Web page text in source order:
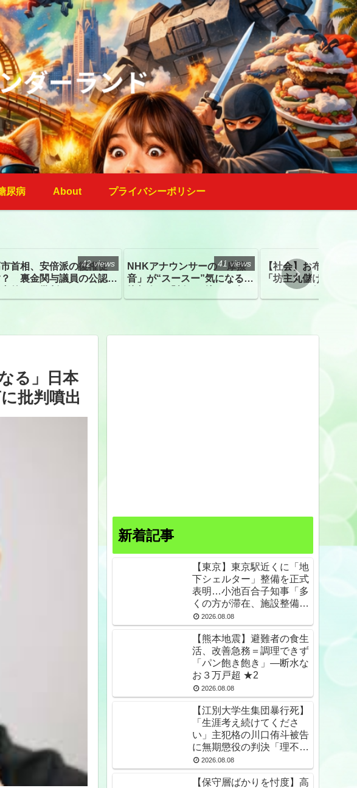
尿病 About プライバシーポリシー
首相、安倍派の復権促
裏金関与議員の公認、
42 views
NHKアナウンサーの「摩擦
音」が“スースー”気になる指
聴こえる。聴きづらい」
41 views
【社会】お布施、戒
「坊主丸儲け」は
ほとんどが年収３０
下「地方の寺の僧侶
る」日本
批判噴出
新着記事
【東京】東京駅近くに「地
下シェルター」整備を正式
表明…小池百合子知事「多
くの方が滞在、施設整備の
効果高い」 ★2
2026.08.08
【熊本地震】避難者の食生
活、改善急務＝調理できず
「パン飽き飽き」―断水な
お３万戸超 ★2
2026.08.08
【江別大学生集団暴行死】
「生涯考え続けてくださ
い」主犯格の川口侑斗被告
に無期懲役の判決「理不尽
以外の何ものでもない」
★2
2026.08.08
【保守層ばかりを忖度】高